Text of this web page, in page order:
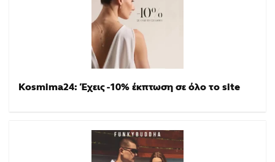
Kosmima24: Έχεις -10% έκπτωση σε όλο το site